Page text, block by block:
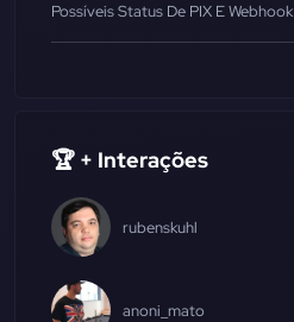
Possíveis Status De PIX E Webhook
🏆 + Interações
rubenskuhl
anoni_mato